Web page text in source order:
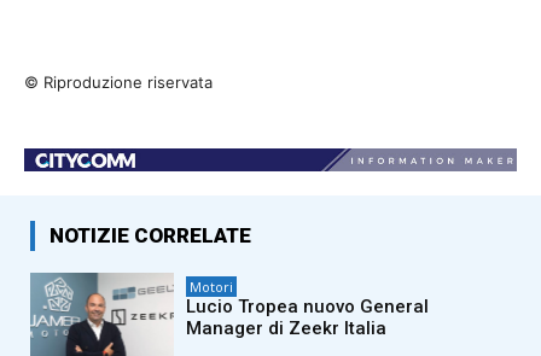
© Riproduzione riservata
NOTIZIE CORRELATE
Motori
Lucio Tropea nuovo General
Manager di Zeekr Italia